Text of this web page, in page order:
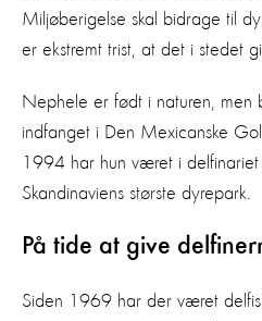
Miljøberigelse skal bidrage til
er ekstremt trist, at det i stedet
Nephele er født i naturen, men
indfanget i Den Mexicanske
1994 har hun været i delfinariet
Skandinaviens største dyrepark.
På tide at give
Siden 1969 har der været